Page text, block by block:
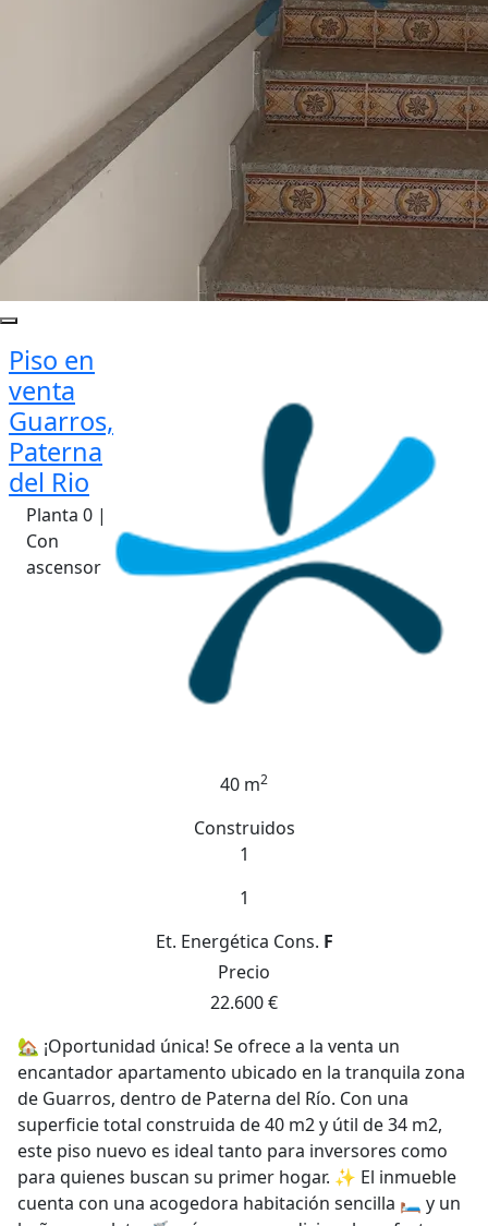
Piso en
venta
Guarros,
Paterna
del Rio
Planta 0 |
Con
ascensor
40 m2
Construidos
1
1
Et. Energética Cons. F
Precio
22.600 €
🏡 ¡Oportunidad única! Se ofrece a la venta un
encantador apartamento ubicado en la tranquila zona
de Guarros, dentro de Paterna del Río. Con una
superficie total construida de 40 m2 y útil de 34 m2,
este piso nuevo es ideal tanto para inversores como
para quienes buscan su primer hogar. ✨ El inmueble
cuenta con una acogedora habitación sencilla 🛏️ y un